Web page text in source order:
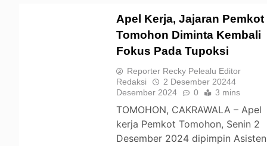
Apel Kerja, Jajaran Pemkot
Tomohon Diminta Kembali
Fokus Pada Tupoksi
Reporter Recky Pelealu Editor
Redaksi
2 Desember 20244
Desember 2024
0 3 mins
TOMOHON, CAKRAWALA – Apel
kerja Pemkot Tomohon, Senin 2
Desember 2024 dipimpin Asisten